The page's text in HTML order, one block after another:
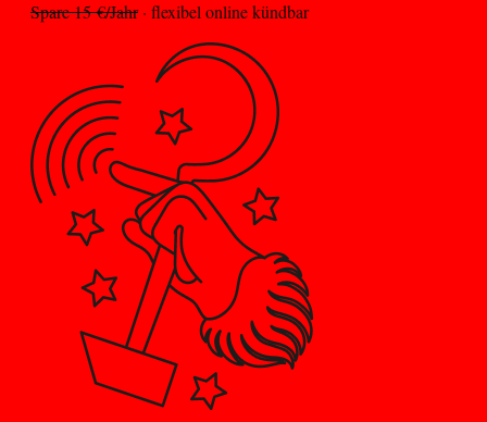
Spare 15 €/Jahr· flexibel online kündbar